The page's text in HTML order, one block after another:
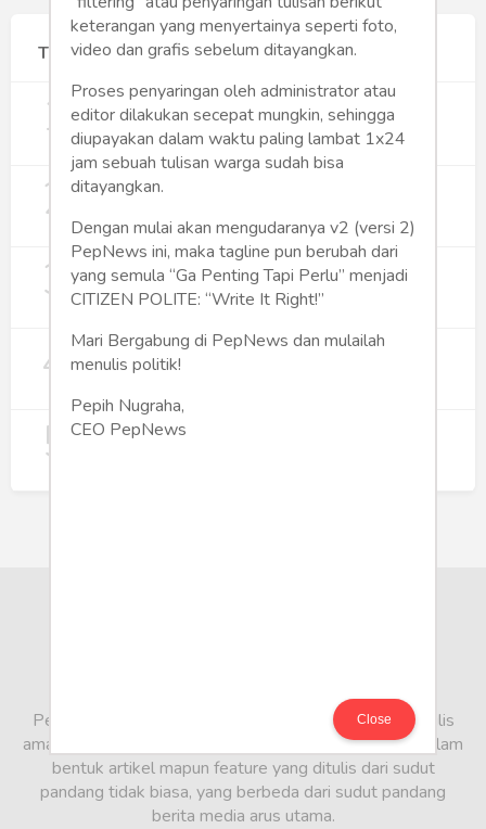
Terpopuler
1 Gerakan Sehat Berbasis Pesantren:
Pengabdian Masyarakat Prodi Spesialis
Keperawatan Medikal Bedah UNIMUS di
Pondok Pesantren Putra UNIMUS
Semarang
352
2 MBG dan Perannya dalam Perluasan
274
3 Digitalisasi Koperasi Merah Putih Buka
Peluang Ekonomi Baru di Desa
257
4 Rumah Subsidi dan Upaya Negara
Wujudkan Hunian Inklusif
5 Koperasi Merah Putih Didorong untuk
keterangan yang menyertainya seperti foto,
video dan grafis sebelum ditayangkan.
Proses penyaringan oleh administrator atau
editor dilakukan secepat mungkin, sehingga
diupayakan dalam waktu paling lambat 1x24
jam sebuah tulisan warga sudah bisa
ditayangkan.
Dengan mulai akan mengudaranya v2 (versi 2)
PepNews ini, maka tagline pun berubah dari
yang semula “Ga Penting Tapi Perlu” menjadi
CITIZEN POLITE: “Write It Right!”
Mari Bergabung di PepNews dan mulailah
menulis politik!
Pepih Nugraha,
CEO PepNews
Close
PepNews.com adalah media warga, tempat bagi penulis
amatir dan profesional menyampaikan berbagai opini dalam
bentuk artikel mapun feature yang ditulis dari sudut
pandang tidak biasa, yang berbeda dari sudut pandang
berita media arus utama.